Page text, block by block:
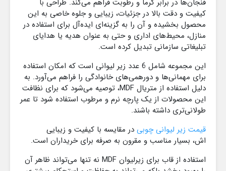
کیفیت و دقت بالا در جزئیات، زیبایی و جلوه خاصی به این
محصول بخشیده و آن را به گزینه‌ای ایده‌آل برای استفاده در
منازل، محیط‌های اداری و حتی به عنوان هدیه یا هدایای
تبلیغاتی سازمانی تبدیل کرده است.
این مجموعه شامل 6 عدد زیر لیوانی است که امکان استفاده
برای مهمانی‌ها و دورهمی‌های خانوادگی را فراهم می‌آورد. به
دلیل استفاده از متریال MDF، توصیه می‌شود که برای نظافت
این محصولات از یک پارچه نرم و مرطوب استفاده شود تا عمر
طولانی‌تری داشته باشند.
قیمت زیر لیوانی چوبی در مقایسه با کیفیت و زیبایی
اش، بسیار مناسب و مقرون به صرفه برای خریداران است.
استفاده از قاب برای زیرلیوان MDF نه تنها می‌تواند ظاهر آن